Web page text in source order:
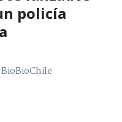
policía